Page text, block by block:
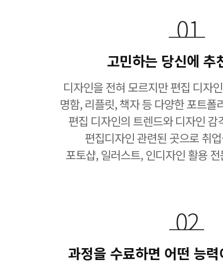
고민하는 당신에 추
디자인을 전혀 모르지만 편집 디자
명함, 리플릿, 책자 등 다양한 포트폴
편집 디자인의 트렌드와 디자인 감
편집디자인 관련된 곳으로 취
포토샵, 일러스트, 인디자인 활용
과정을 수료하면 어떤 능